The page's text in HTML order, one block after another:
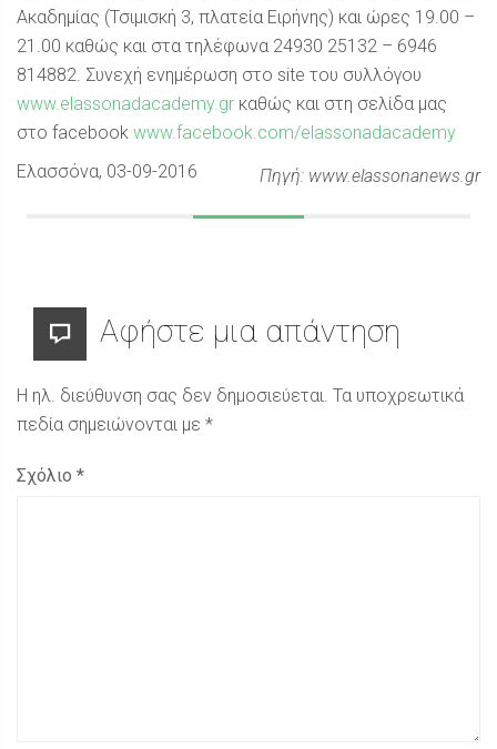
Ακαδημίας (Τσιμισκή 3, πλατεία Ειρήνης) και ώρες 19.00 –
21.00 καθώς και στα τηλέφωνα 24930 25132 – 6946
814882. Συνεχή ενημέρωση στο site του συλλόγου
www.elassonadacademy.gr καθώς και στη σελίδα μας
στο facebook www.facebook.com/elassonadacademy
Πηγή: www.elassonanews.gr
Ελασσόνα, 03-09-2016
Αφήστε μια απάντηση
Η ηλ. διεύθυνση σας δεν δημοσιεύεται. Τα υποχρεωτικά
πεδία σημειώνονται με *
Σχόλιο *